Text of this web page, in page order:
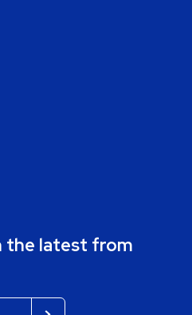
the latest from